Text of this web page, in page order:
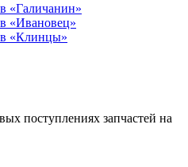
«Галичанин»
«Ивановец»
«Клинцы»
поступлениях запчастей на